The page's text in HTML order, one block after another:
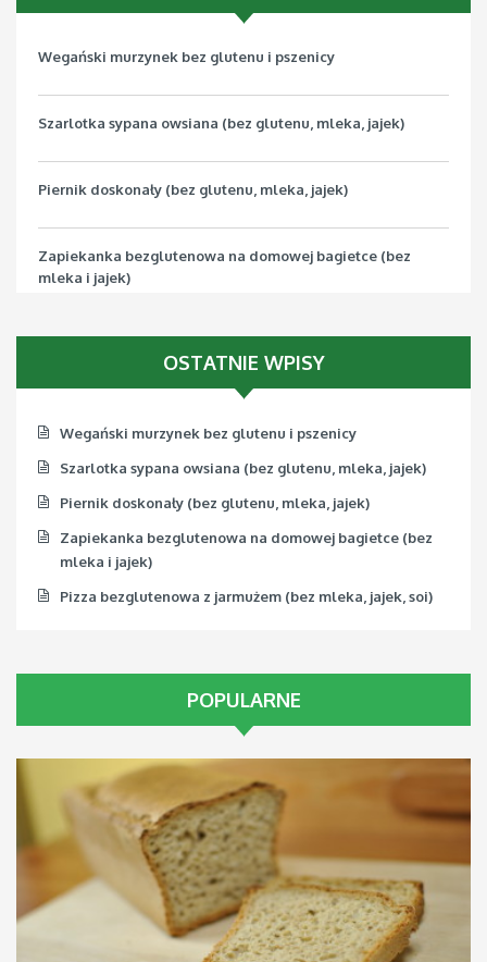
Wegański murzynek bez glutenu i pszenicy
Szarlotka sypana owsiana (bez glutenu, mleka, jajek)
Piernik doskonały (bez glutenu, mleka, jajek)
Zapiekanka bezglutenowa na domowej bagietce (bez
mleka i jajek)
OSTATNIE WPISY
Wegański murzynek bez glutenu i pszenicy
Szarlotka sypana owsiana (bez glutenu, mleka, jajek)
Piernik doskonały (bez glutenu, mleka, jajek)
Zapiekanka bezglutenowa na domowej bagietce (bez
mleka i jajek)
Pizza bezglutenowa z jarmużem (bez mleka, jajek, soi)
POPULARNE